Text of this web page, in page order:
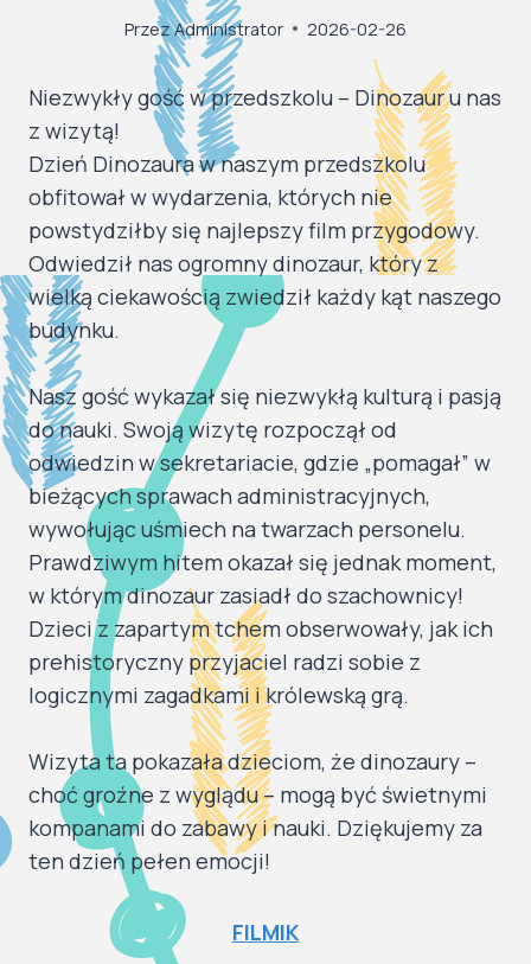
PrzezAdministrator 2026-02-26
Niezwykły gość w przedszkolu – Dinozaur u nas
z wizytą!
​Dzień Dinozaura w naszym przedszkolu
obfitował w wydarzenia, których nie
powstydziłby się najlepszy film przygodowy.
Odwiedził nas ogromny dinozaur, który z
wielką ciekawością zwiedził każdy kąt naszego
budynku.
​Nasz gość wykazał się niezwykłą kulturą i pasją
do nauki. Swoją wizytę rozpoczął od
odwiedzin w sekretariacie, gdzie „pomagał” w
bieżących sprawach administracyjnych,
wywołując uśmiech na twarzach personelu.
Prawdziwym hitem okazał się jednak moment,
w którym dinozaur zasiadł do szachownicy!
Dzieci z zapartym tchem obserwowały, jak ich
prehistoryczny przyjaciel radzi sobie z
logicznymi zagadkami i królewską grą.
​Wizyta ta pokazała dzieciom, że dinozaury –
choć groźne z wyglądu – mogą być świetnymi
kompanami do zabawy i nauki. Dziękujemy za
ten dzień pełen emocji!
FILMIK